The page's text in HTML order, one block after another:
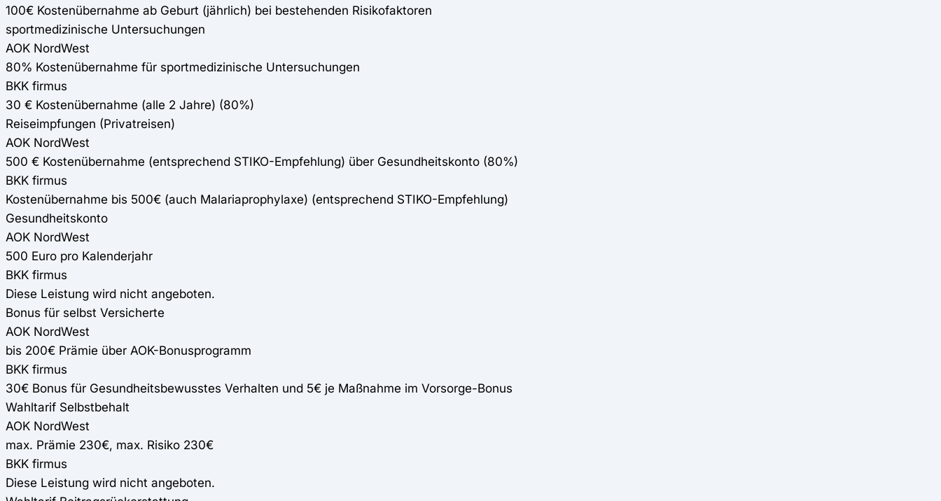
100€ Kostenübernahme ab Geburt (jährlich) bei bestehenden Risikofaktoren
sportmedizinische Untersuchungen
AOK NordWest
80% Kostenübernahme für sportmedizinische Untersuchungen
BKK firmus
30 € Kostenübernahme (alle 2 Jahre) (80%)
Reiseimpfungen (Privatreisen)
AOK NordWest
500 € Kostenübernahme (entsprechend STIKO-Empfehlung) über Gesundheitskonto (80%)
BKK firmus
Kostenübernahme bis 500€ (auch Malariaprophylaxe) (entsprechend STIKO-Empfehlung)
Gesundheitskonto
AOK NordWest
500 Euro pro Kalenderjahr
BKK firmus
Diese Leistung wird nicht angeboten.
Bonus für selbst Versicherte
AOK NordWest
bis 200€ Prämie über AOK-Bonusprogramm
BKK firmus
30€ Bonus für Gesundheitsbewusstes Verhalten und 5€ je Maßnahme im Vorsorge-Bonus
Wahltarif Selbstbehalt
AOK NordWest
max. Prämie 230€, max. Risiko 230€
BKK firmus
Diese Leistung wird nicht angeboten.